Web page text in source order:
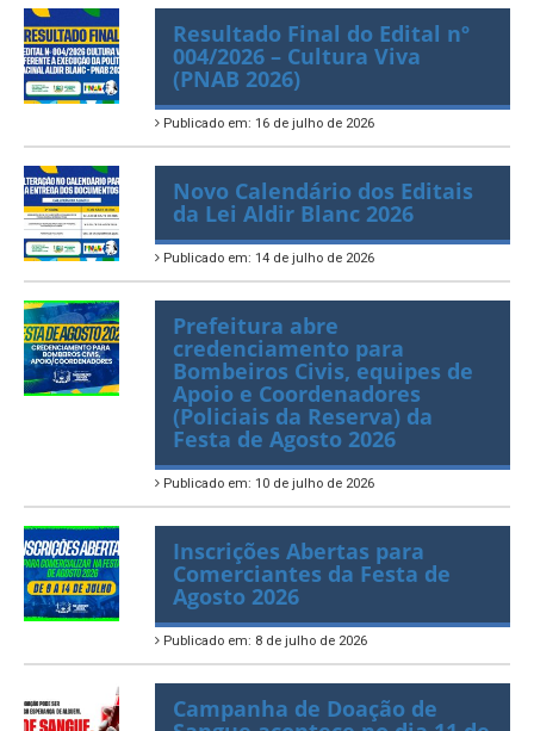
Resultado Final do Edital nº
004/2026 – Cultura Viva
(PNAB 2026)
Novo Calendário dos Editais
da Lei Aldir Blanc 2026
Prefeitura abre
credenciamento para
Bombeiros Civis, equipes de
Apoio e Coordenadores
(Policiais da Reserva) da
Festa de Agosto 2026
Inscrições Abertas para
Comerciantes da Festa de
Agosto 2026